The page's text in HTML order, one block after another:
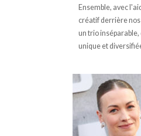
Ensemble, avec
créatif derrière
un trio
unique et